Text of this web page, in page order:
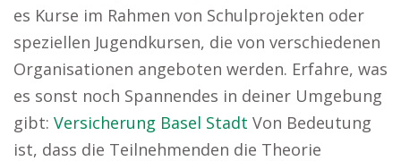
es Kurse im Rahmen von Schulprojekten oder
speziellen Jugendkursen, die von verschiedenen
Organisationen angeboten werden. Erfahre, was
es sonst noch Spannendes in deiner Umgebung
gibt: Versicherung Basel Stadt Von Bedeutung
ist, dass die Teilnehmenden die Theorie